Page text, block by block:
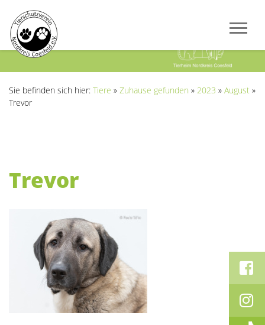
Sie befinden sich hier: Tiere » Zuhause gefunden » 2023 » August »
Trevor
Trevor